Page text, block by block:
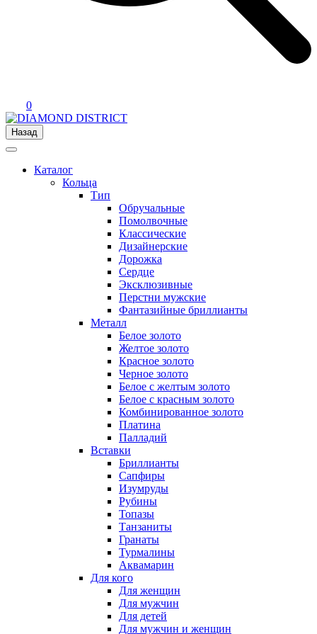
0
Назад
Каталог
Кольца
Тип
Обручальные
Помолвочные
Классические
Дизайнерские
Дорожка
Сердце
Эксклюзивные
Перстни мужские
Фантазийные бриллианты
Металл
Белое золото
Желтое золото
Красное золото
Черное золото
Белое с желтым золото
Белое с красным золото
Комбинированное золото
Платина
Палладий
Вставки
Бриллианты
Сапфиры
Изумруды
Рубины
Топазы
Танзаниты
Гранаты
Турмалины
Аквамарин
Для кого
Для женщин
Для мужчин
Для детей
Для мужчин и женщин